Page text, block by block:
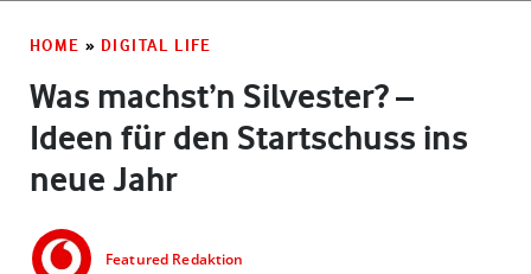
HOME » DIGITAL LIFE
Was machst’n Silvester? –
Ideen für den Startschuss ins
neue Jahr
Featured Redaktion